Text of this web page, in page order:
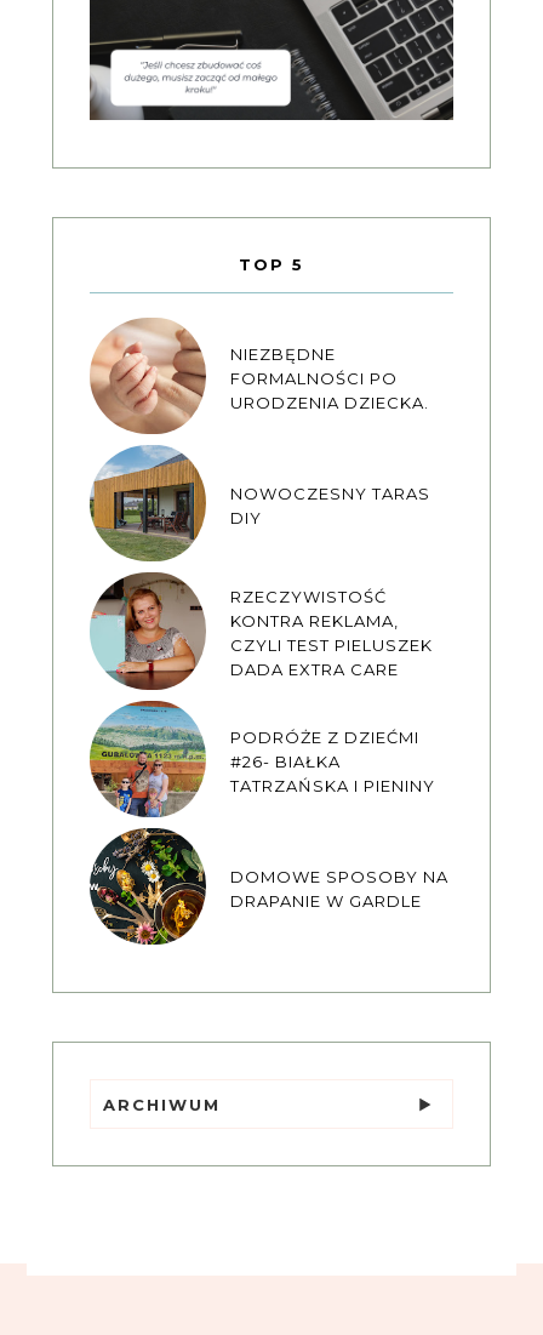
TOP 5
NIEZBĘDNE
FORMALNOŚCI PO
URODZENIA DZIECKA.
NOWOCZESNY TARAS
DIY
RZECZYWISTOŚĆ
KONTRA REKLAMA,
CZYLI TEST PIELUSZEK
DADA EXTRA CARE
PODRÓŻE Z DZIEĆMI
#26- BIAŁKA
TATRZAŃSKA I PIENINY
DOMOWE SPOSOBY NA
DRAPANIE W GARDLE
ARCHIWUM